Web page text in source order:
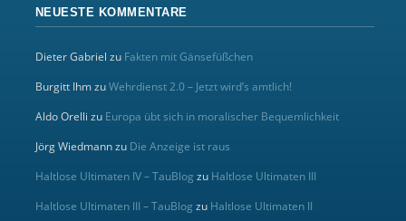
NEUESTE KOMMENTARE
Dieter Gabriel zu Fakten mit Gänsefüßchen
Burgitt IhmzuWehrdienst 2.0 – Jetzt wird’s amtlich!
Aldo Orelli zu Europa übt sich in moralischer Bequemlichkeit
Jörg Wiedmannzu Die Anzeige ist raus
Haltlose Ultimaten IV – TauBlog zu Haltlose Ultimaten III
Haltlose Ultimaten III – TauBlog zu Haltlose Ultimaten II